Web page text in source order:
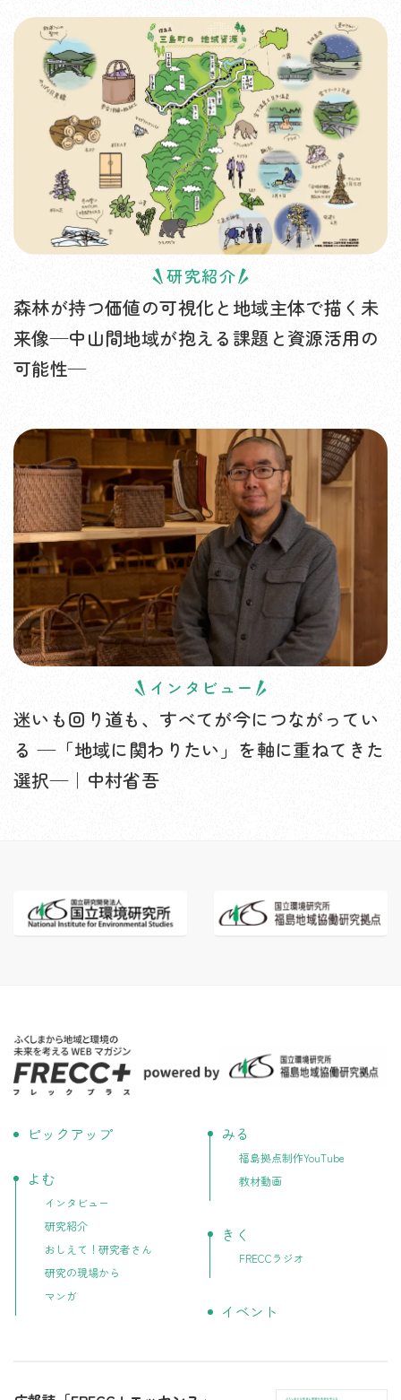
森林が持つ価値の可視化と地域主体で描く未
来像—中山間地域が抱える課題と資源活用の
可能性—
研究紹介
迷いも回り道も、すべてが今につながってい
る —「地域に関わりたい」を軸に重ねてきた
選択—｜中村省吾
インタビュー
ピックアップ
よむ
インタビュー
研究紹介
おしえて！研究者さん
研究の現場から
マンガ
みる
福島拠点制作YouTube
教材動画
きく
FRECCラジオ
イベント